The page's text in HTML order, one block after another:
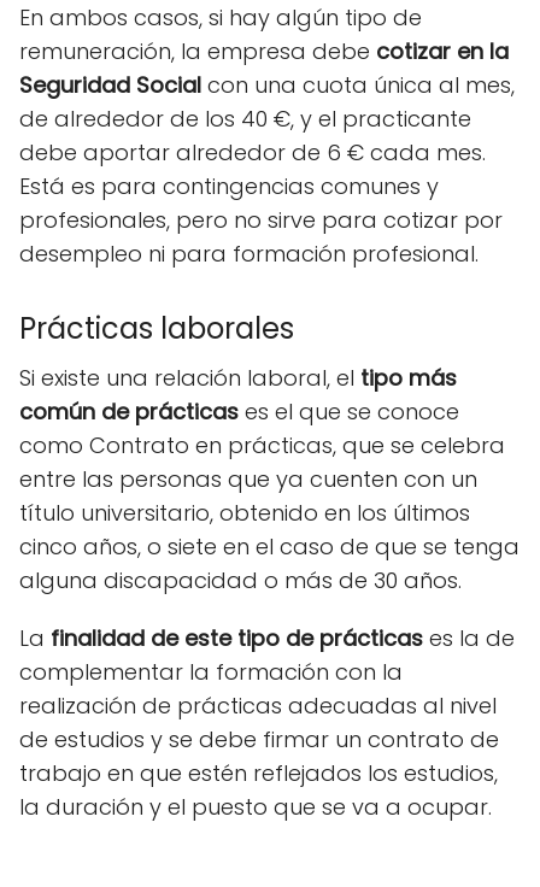
En ambos casos, si hay algún tipo de
remuneración, la empresa debe cotizar en la
Seguridad Social con una cuota única al mes,
de alrededor de los 40 €, y el practicante
debe aportar alrededor de 6 € cada mes.
Está es para contingencias comunes y
profesionales, pero no sirve para cotizar por
desempleo ni para formación profesional.
Prácticas laborales
Si existe una relación laboral, el tipo más
común de prácticas es el que se conoce
como Contrato en prácticas, que se celebra
entre las personas que ya cuenten con un
título universitario, obtenido en los últimos
cinco años, o siete en el caso de que se tenga
alguna discapacidad o más de 30 años.
La finalidad de este tipo de prácticas es la de
complementar la formación con la
realización de prácticas adecuadas al nivel
de estudios y se debe firmar un contrato de
trabajo en que estén reflejados los estudios,
la duración y el puesto que se va a ocupar.